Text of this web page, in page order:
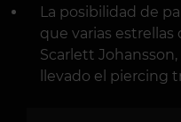
La posibilidad de
que varias estrellas
Scarlett
llevado el piercing